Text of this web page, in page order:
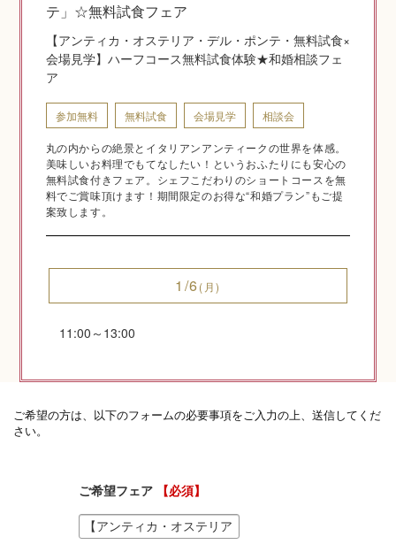
挙式の流れ
テ」☆無料試食フェア
【アンティカ・オステリア・デル・ポンテ・無料試食×
会場見学】ハーフコース無料試食体験★和婚相談フェ
ア
参加無料 無料試食 会場見学 相談会
丸の内からの絶景とイタリアンアンティークの世界を体感。
美味しいお料理でもてなしたい！というおふたりにも安心の
無料試食付きフェア。シェフこだわりのショートコースを無
料でご賞味頂けます！期間限定のお得な“和婚プラン”もご提
案致します。
1/6(月)
11:00～13:00